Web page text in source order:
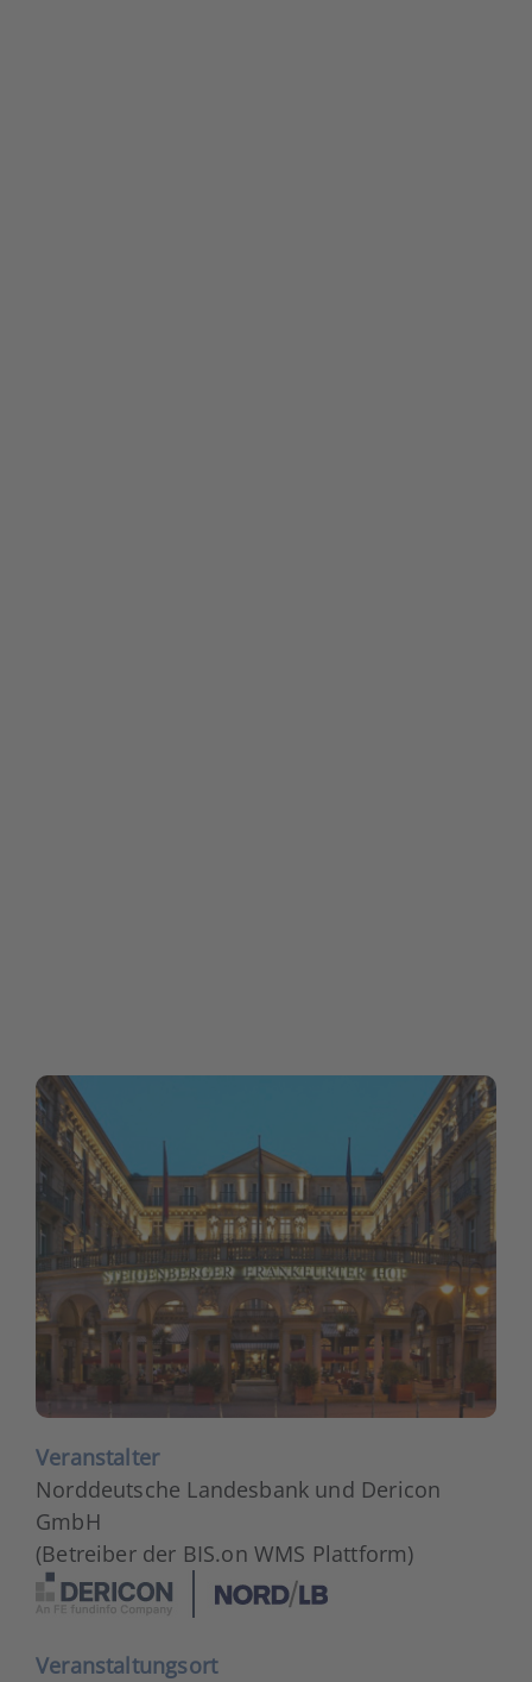
Ver­an­stal­ter
Nord­deut­sche Lan­des­bank und Der­icon
GmbH
(Betrei­ber der BIS.on WMS Platt­form)
Veran­stal­tungs­ort